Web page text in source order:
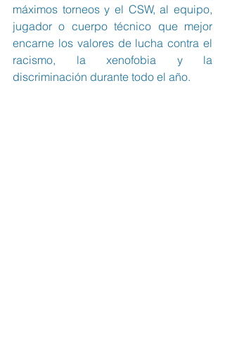
máximos torneos y el CSW, al equipo,
jugador o cuerpo técnico que mejor
encarne los valores de lucha contra el
racismo, la xenofobia y la
discriminación durante todo el año.